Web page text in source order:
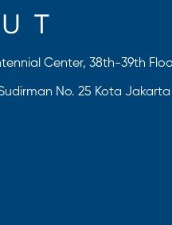
Center, 38th-39th
No. 25 Kota